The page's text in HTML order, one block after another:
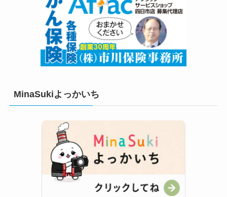
MinaSukiよっかいち